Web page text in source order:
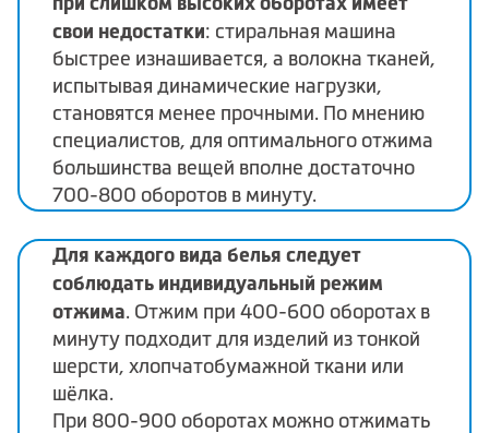
свои недостатки: стиральная машина
быстрее изнашивается, а волокна тканей,
испытывая динамические нагрузки,
становятся менее прочными. По мнению
специалистов, для оптимального отжима
большинства вещей вполне достаточно
700-800 оборотов в минуту.
Для каждого вида белья следует
соблюдать индивидуальный режим
отжима. Отжим при 400-600 оборотах в
минуту подходит для изделий из тонкой
шерсти, хлопчатобумажной ткани или
шёлка.
При 800-900 оборотах можно отжимать